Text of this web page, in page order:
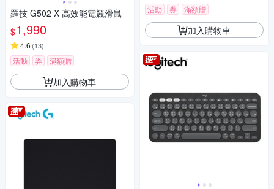
羅技 G502 X 高效能電競滑鼠
$1,990
4.6 (13)
活動 券 滿額贈
加入購物車
活動 券 滿額贈
加入購物車